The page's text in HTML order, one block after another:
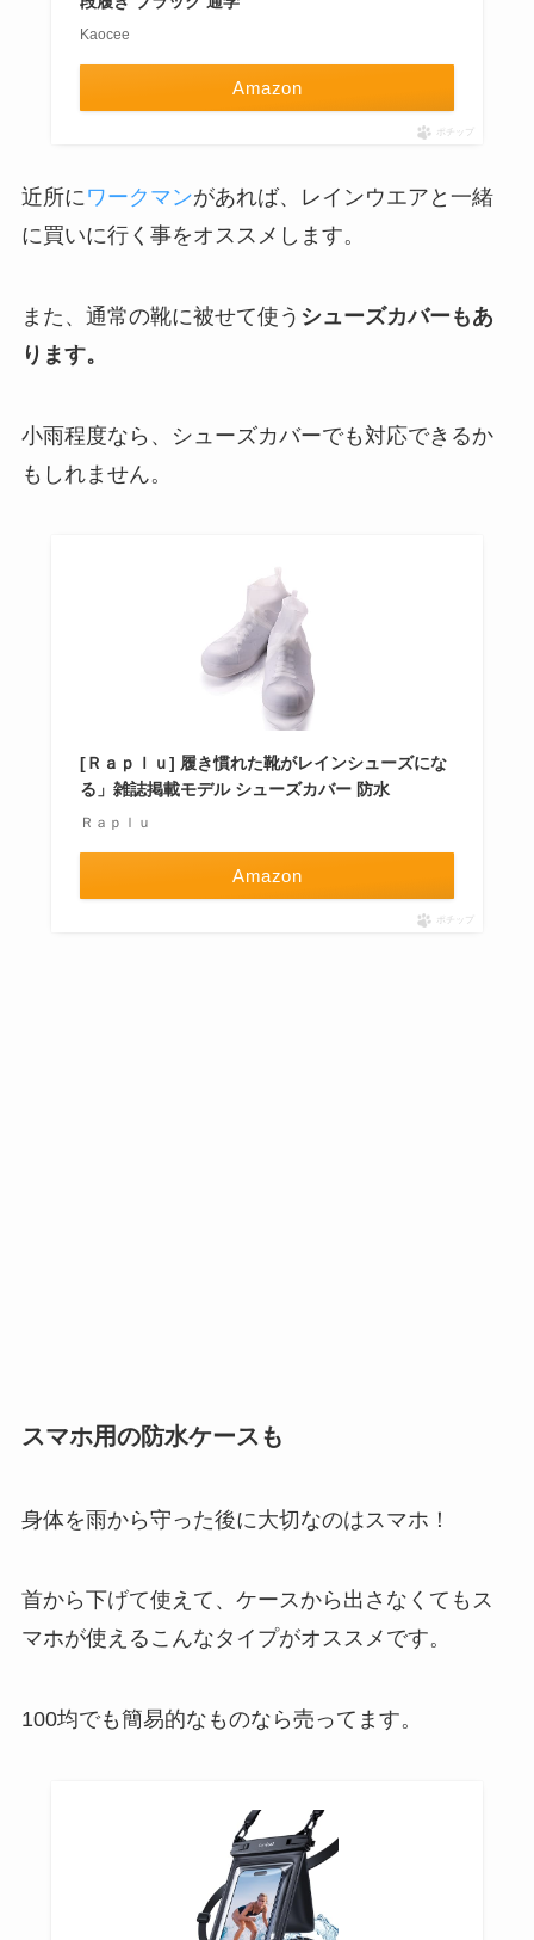
Kaocee
Amazon
ポチップ
近所に ワークマンがあれば、レインウエアと一緒
に買いに行く事をオススメします。
また、通常の靴に被せて使う シューズカバーもあ
ります。
小雨程度なら、シューズカバーでも対応できるか
もしれません。
[Ｒａｐｌｕ] 履き慣れた靴がレインシューズにな
る」雑誌掲載モデル シューズカバー 防水
Ｒａｐｌｕ
Amazon
ポチップ
スマホ用の防水ケースも
身体を雨から守った後に大切なのはスマホ！
首から下げて使えて、ケースから出さなくてもス
マホが使えるこんなタイプがオススメです。
100均でも簡易的なものなら売ってます。